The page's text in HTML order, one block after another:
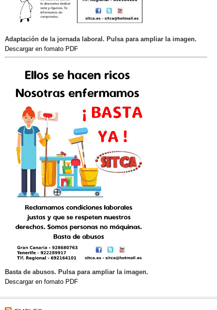
Adaptación de la jornada laboral. Pulsa para ampliar la imagen.
Descargar en fomato PDF
Basta de abusos. Pulsa para ampliar la imagen.
Descargar en fomato PDF